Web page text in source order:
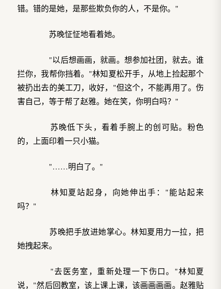
错。错的是她，是那些欺负你的人，不是你。"
苏晚怔怔地看着她。
"以后想画画，就画。想参加社团，就去。谁
拦你，我帮你挡着。"林知夏松开手，从地上捡起那个
被扔出去的美工刀，收好，"但这个，不能再用了。伤
害自己，等于帮了赵雅。她在笑，你明白吗？"
苏晚低下头，看着手腕上的创可贴。粉色
的，上面印着一只小猫。
"……明白了。"
林知夏站起身，向她伸出手："能站起来
吗？"
苏晚把手放进她掌心。林知夏用力一拉，把
她拽起来。
"去医务室，重新处理一下伤口。"林知夏
说，"然后回教室，该上课上课，该画画画画。赵雅贴